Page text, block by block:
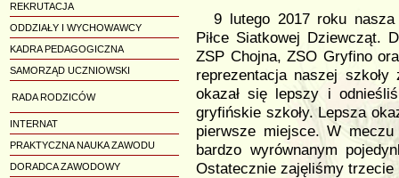
REKRUTACJA
ODDZIAŁY I WYCHOWAWCY
KADRA PEDAGOGICZNA
SAMORZĄD UCZNIOWSKI
RADA RODZICÓW
INTERNAT
PRAKTYCZNA NAUKA ZAWODU
DORADCA ZAWODOWY
9 lutego 2017 roku nasza
Piłce Siatkowej Dziewcząt.
ZSP Chojna, ZSO Gryfino
reprezentacja naszej
okazał się lepszy i
gryfińskie szkoły. Lepsza
pierwsze miejsce. W
bardzo wyrównanym
Ostatecznie zajęliśmy trzecie